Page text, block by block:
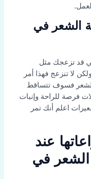
الشعر في
قد تزعجك مثل
لا تنزعج فهذا أمر
الشعر فسوف تتساقط
فرصة للراحة وإنبات
اعلم أنك تمر
عند
الشعر في